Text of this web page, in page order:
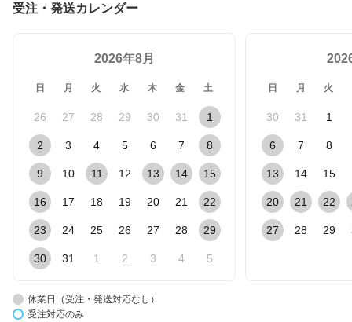
受注・発送カレンダー
2026年8月
日 月 火 水 木 金 土
26 27 28 29 30 31 1
2 3 4 5 6 7 8
9 10 11 12 13 14 15
16 17 18 19 20 21 22
23 24 25 26 27 28 29
30 31 1 2 3 4 5
日 月 火
30 31 1
6 7 8
13 14 15
20 21 22
27 28 29
休業日（受注・発送対応なし）
受注対応のみ